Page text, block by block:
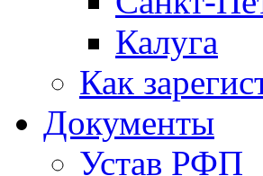
Калуга
Как
Документы
Устав РФП